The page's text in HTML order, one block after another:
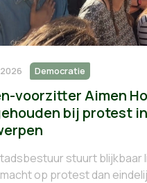
Democratie
voorzitter Aimen
bij protest in
stuurt blijkbaar
op protest dan